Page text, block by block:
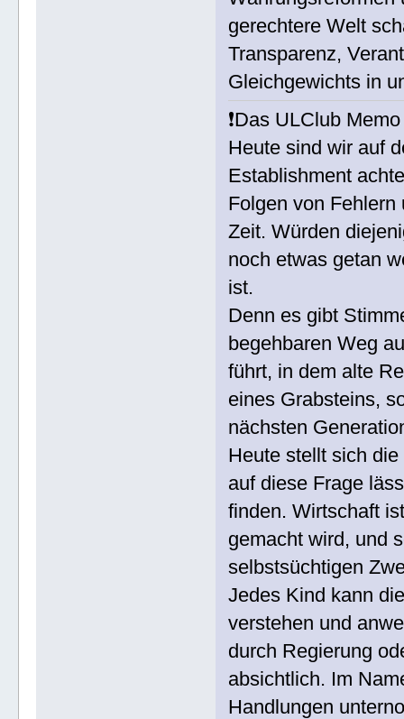
gerechtere Welt
Transparenz,
Gleichgewichts in
❗Das ULClub
Heute sind wir auf
Establishment
Folgen von
Zeit. Würden
noch etwas getan
ist.
Denn es gibt
begehbaren Weg
führt, in dem alte
eines Grabsteins,
nächsten
Heute stellt sich die
auf diese Frage
finden. Wirtschaft
gemacht wird, und
selbstsüchtigen
Jedes Kind kann
verstehen und
durch Regierung
absichtlich. Im
Handlungen